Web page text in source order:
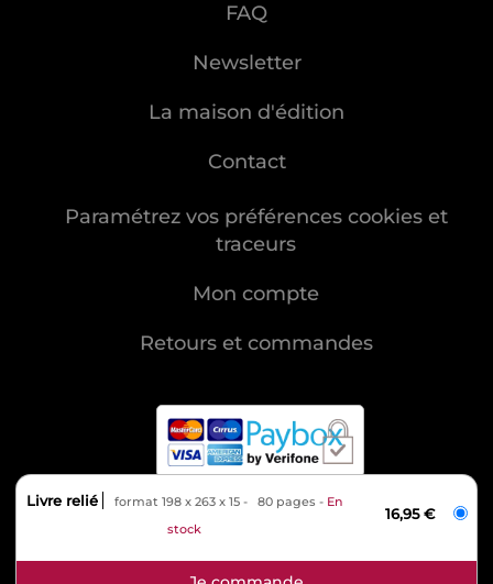
Livre relié format 198 x 263 x 15 80 pages
En
stock
16,95 €
FAQ
Newsletter
La maison d'édition
Contact
Paramétrez vos préférences cookies et
traceurs
Mon compte
Retours et commandes
MENTIONS LÉGALES
CONDITIONS GÉNÉRALES DE VENTE